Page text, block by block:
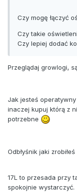
Czy mogę łączyć
Czy takie
Czy lepiej dodać
Przeglądaj growlogi,
Jak jesteś
inaczej kupuj którą z
potrzebne
Odbłyśnik jaki
17L to przesada przy
spokojnie wystarczyć.